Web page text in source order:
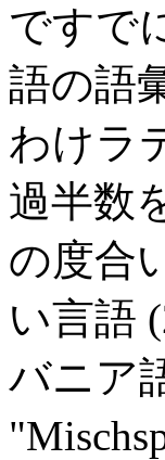
ですで
語の語
わけラ
過半数
の度合
い言語
バニア